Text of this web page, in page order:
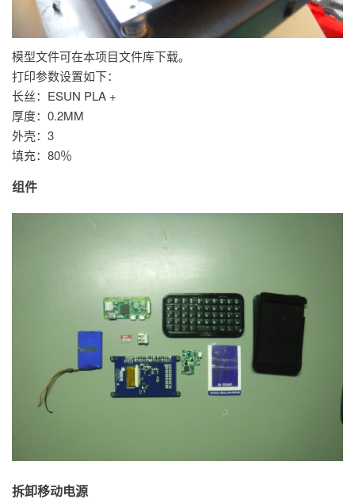
模型文件可在本项目文件库下载。
打印参数设置如下：
长丝：ESUN PLA +
厚度：0.2MM
外壳：3
填充：80％
组件
拆卸移动电源